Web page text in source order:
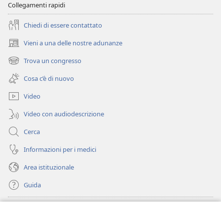
Collegamenti rapidi
Chiedi di essere contattato
Vieni a una delle nostre adunanze
(apre
una
nuova
finestra)
Trova un congresso
(apre
una
nuova
finestra)
Cosa c’è di nuovo
Video
Video con audiodescrizione
Cerca
Informazioni per i medici
Area istituzionale
Guida